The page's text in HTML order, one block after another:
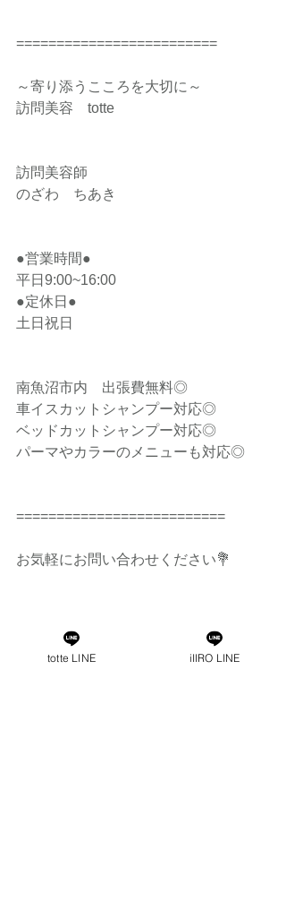
=========================
～寄り添うこころを大切に～
訪問美容　totte
訪問美容師
のざわ　ちあき
●営業時間●
平日9:00~16:00
●定休日●
土日祝日
南魚沼市内　出張費無料◎
車イスカットシャンプー対応◎
ベッドカットシャンプー対応◎
パーマやカラーのメニューも対応◎
==========================
お気軽にお問い合わせください💐
totte LINE iIIRO LINE